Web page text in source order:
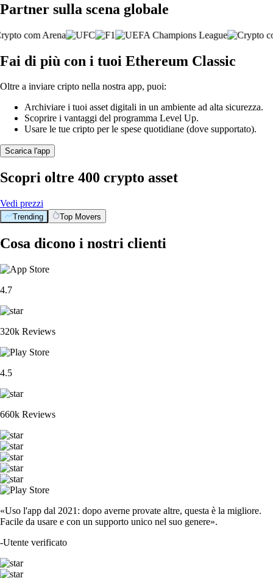
Partner sulla scena globale
Fai di più con i tuoi Ethereum Classic
Oltre a inviare cripto nella nostra app, puoi:
Archiviare i tuoi asset digitali in un ambiente ad alta sicurezza.
Scoprire i vantaggi del programma Level Up.
Usare le tue cripto per le spese quotidiane (dove supportato).
Scarica l'app
Scopri oltre 400 crypto asset
Vedi prezzi
Trending Top Movers
Cosa dicono i nostri clienti
4.7
320k Reviews
4.5
660k Reviews
«Uso l'app dal 2021: dopo averne provate altre, questa è la migliore.
Facile da usare e con un supporto unico nel suo genere».
-Utente verificato